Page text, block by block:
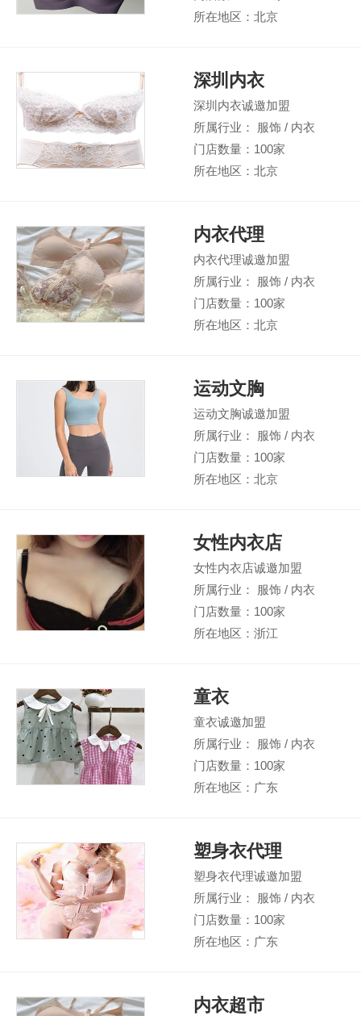
所在地区：北京
深圳内衣
深圳内衣诚邀加盟
所属行业： 服饰 / 内衣
门店数量：100家
所在地区：北京
内衣代理
内衣代理诚邀加盟
所属行业： 服饰 / 内衣
门店数量：100家
所在地区：北京
运动文胸
运动文胸诚邀加盟
所属行业： 服饰 / 内衣
门店数量：100家
所在地区：北京
女性内衣店
女性内衣店诚邀加盟
所属行业： 服饰 / 内衣
门店数量：100家
所在地区：浙江
童衣
童衣诚邀加盟
所属行业： 服饰 / 内衣
门店数量：100家
所在地区：广东
塑身衣代理
塑身衣代理诚邀加盟
所属行业： 服饰 / 内衣
门店数量：100家
所在地区：广东
内衣超市